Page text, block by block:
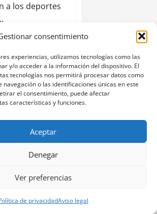
consentimiento
experiencias, utilizamos tecnologías como las
y/o acceder a la información del dispositivo. El
tecnologías nos permitirá procesar datos como
o las identificaciones únicas en este
el consentimiento, puede afectar
características y funciones.
Aceptar
Denegar
Ver preferencias
de privacidadAviso legal
a los deportes
4
Siguiente